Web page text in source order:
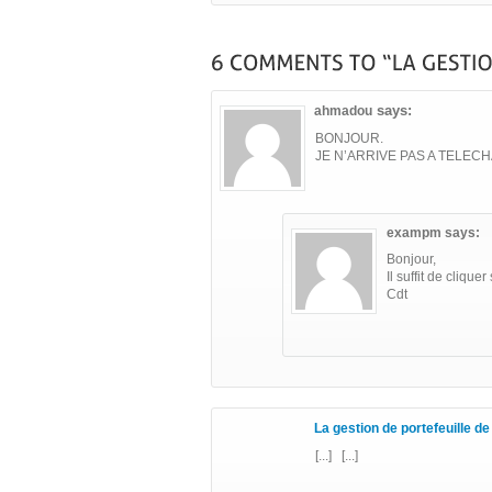
ahmadou says:
BONJOUR.
JE N’ARRIVE PAS A
exampm says:
Bonjour,
Il suffit de
Cdt
La gestion de portefeuille
[...] [...]